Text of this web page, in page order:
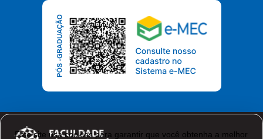
Este site usa cookies para garantir que você obtenha a melhor